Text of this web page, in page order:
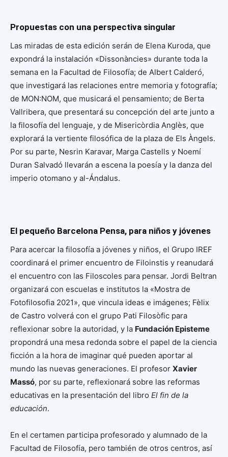
Propuestas con una perspectiva singular
Las miradas de esta edición serán de Elena Kuroda, que
expondrá la instalación «Dissonàncies» durante toda la
semana en la Facultad de Filosofía; de Albert Calderó,
que investigará las relaciones entre memoria y fotografía;
de MON:NOM, que musicará el pensamiento; de Berta
Vallribera, que presentará su concepción del arte junto a
la filosofía del lenguaje, y de Misericòrdia Anglès, que
explorará la vertiente filosófica de la plaza de Els Àngels.
Por su parte, Nesrin Karavar, Marga Castells y Noemí
Duran Salvadó llevarán a escena la poesía y la danza del
imperio otomano y al-Ándalus.
El pequeño Barcelona Pensa, para niños y jóvenes
Para acercar la filosofía a jóvenes y niños, el Grupo IREF
coordinará el primer encuentro de Filoinstis y reanudará
el encuentro con las Filoscoles para pensar. Jordi Beltran
organizará con escuelas e institutos la «Mostra de
Fotofilosofia 2021», que vincula ideas e imágenes; Fèlix
de Castro volverá con el grupo Pati Filosòfic para
reflexionar sobre la autoridad, y la Fundación Episteme
propondrá una mesa redonda sobre el papel de la ciencia
ficción a la hora de imaginar qué pueden aportar al
mundo las nuevas generaciones. El profesor Xavier
Massó, por su parte, reflexionará sobre las reformas
educativas en la presentación del libro El fin de la
educación.
En el certamen participa profesorado y alumnado de la
Facultad de Filosofía, pero también de otros centros, así